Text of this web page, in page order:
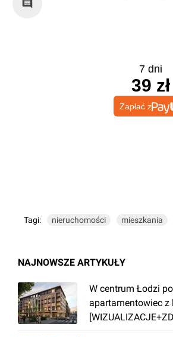
7 dni
39 zł
Zapłać z
Tagi: nieruchomości mieszkania
NAJNOWSZE ARTYKUŁY
W centrum Łodzi
apartamentowiec